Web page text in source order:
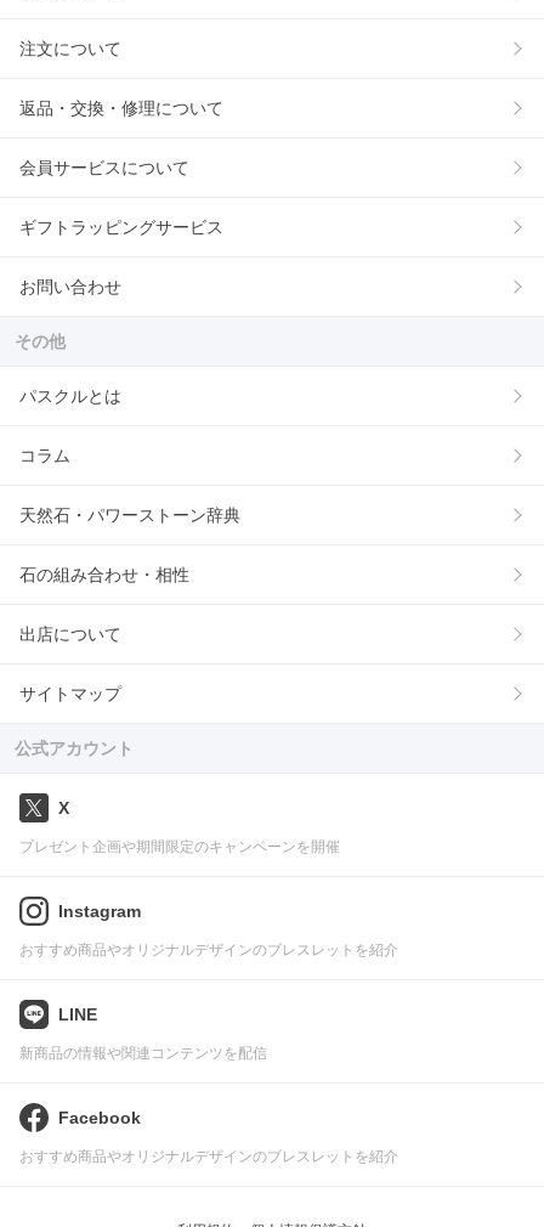
注文について
返品・交換・修理について
会員サービスについて
ギフトラッピングサービス
お問い合わせ
その他
パスクルとは
コラム
天然石・パワーストーン辞典
石の組み合わせ・相性
出店について
サイトマップ
公式アカウント
X
プレゼント企画や期間限定のキャンペーンを開催
Instagram
おすすめ商品やオリジナルデザインのブレスレットを紹介
LINE
新商品の情報や関連コンテンツを配信
Facebook
おすすめ商品やオリジナルデザインのブレスレットを紹介